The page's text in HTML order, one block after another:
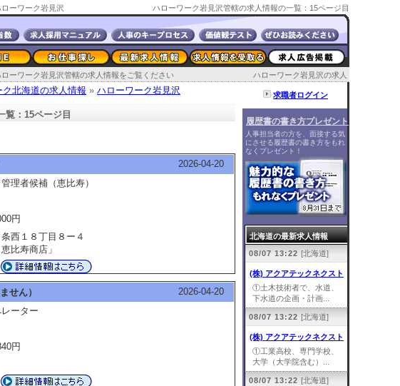
ーワーク岩見沢
ハローワーク岩見沢管轄の求人情報の一覧：15ページ目
ハローワーク岩見沢の求人
ワーク岩見沢管轄の求人情報をご覧ください
ク北海道の求人情報 » ハローワーク岩見沢
覧：15ページ目
2026-04-20
理者候補（恵比寿）
円
西１８丁目８ー４
比寿商店」
せん）
2026-04-20
ーター
円
求職者ログイン
履歴書の書き方プレゼント
人事担当者の方を、面接する気
にさせる履歴書の書き方をもれ
なくプレゼント！
北海道の最新求人情報
08/07 13:22 [北海道]
(株) アクアテックネクスト
①土木技術者で、水道、
下水道の企画・計画...
08/07 13:22 [北海道]
(株) アクアテックネクスト
①工業高校、専門学校、
大学（大学院含む）...
08/07 13:22 [北海道]